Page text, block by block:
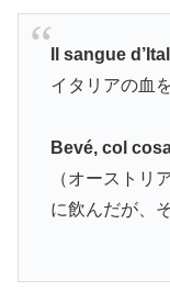
Il sangue
イタリアの血
Bevé, col
（オーストリ
に飲んだが、